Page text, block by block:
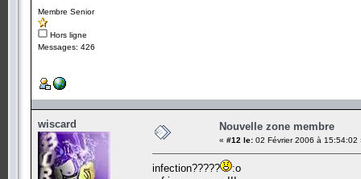
Membre Senior
Hors ligne
Messages: 426
wiscard Nouvelle zone membre
« #12 le: 02 Février 2006 à 15:54:02
infection?????
:o